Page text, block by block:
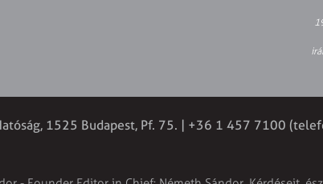
1525 Budapest, Pf. 75. | +36 1 457 7100